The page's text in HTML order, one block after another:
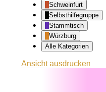
Schweinfurt
Selbsthilfegruppe
Stammtisch
Würzburg
Alle Kategorien
Ansichtausdrucken